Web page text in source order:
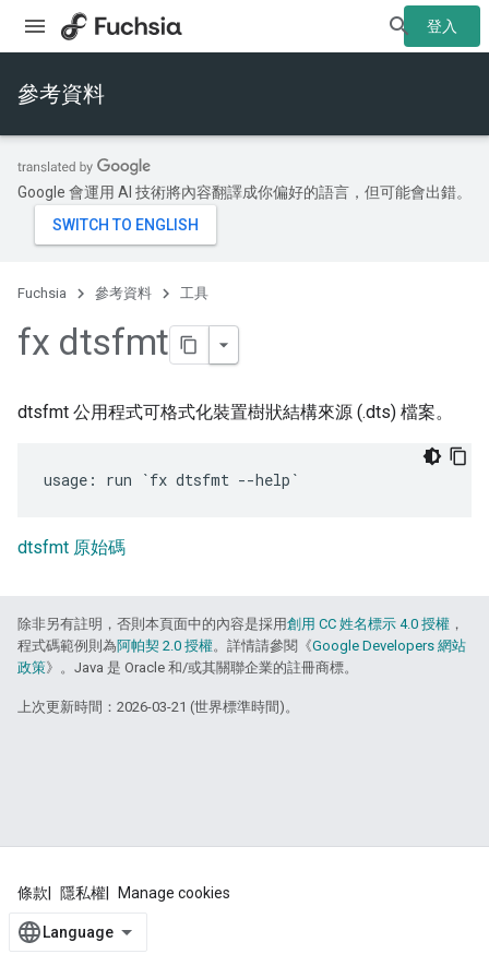
登入
參考資料
Google 會運用 AI 技術將內容翻譯成你偏好的語言，但可能會出錯。
Fuchsia 參考資料 工具
fx dtsfmt
dtsfmt 公用程式可格式化裝置樹狀結構來源 (.dts) 檔案。
dtsfmt 原始碼
除非另有註明，否則本頁面中的內容是採用創用 CC 姓名標示 4.0 授權 ，
程式碼範例則為阿帕契 2.0 授權。詳情請參閱《Google Developers 網站
政策》。Java 是 Oracle 和/或其關聯企業的註冊商標。
上次更新時間：2026-03-21 (世界標準時間)。
條款 隱私權 Manage cookies